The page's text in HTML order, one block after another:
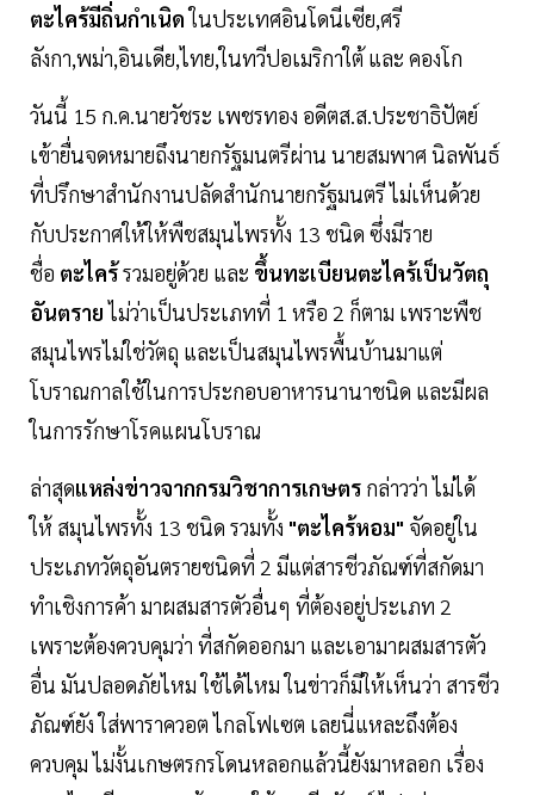
ตะไคร้มีถิ่นกำเนิดในประเทศอินโดนีเซีย,ศรี
ลังกา,พม่า,อินเดีย,ไทย,ในทวีปอเมริกาใต้ และ คองโก
วันนี้ 15 ก.ค.นายวัชระ เพชรทอง อดีตส.ส.ประชาธิปัตย์
เข้ายื่นจดหมายถึงนายกรัฐมนตรีผ่าน นายสมพาศ นิลพันธ์
ที่ปรึกษาสำนักงานปลัดสำนักนายกรัฐมนตรี ไม่เห็นด้วย
กับประกาศให้ให้พืชสมุนไพรทั้ง 13 ชนิด ซึ่งมีราย
ชื่อ ตะไคร้รวมอยู่ด้วย และ ขึ้นทะเบียนตะไคร้เป็นวัตถุ
อันตรายไม่ว่าเป็นประเภทที่ 1 หรือ 2 ก็ตาม เพราะพืช
สมุนไพรไม่ใช่วัตถุ และเป็นสมุนไพรพื้นบ้านมาแต่
โบราณกาลใช้ในการประกอบอาหารนานาชนิด และมีผล
ในการรักษาโรคแผนโบราณ
ล่าสุดแหล่งข่าวจากกรมวิชาการเกษตร กล่าวว่า ไม่ได้
ให้ สมุนไพรทั้ง 13 ชนิด รวมทั้ง "ตะไคร้หอม" จัดอยู่ใน
ประเภทวัตถุอันตรายชนิดที่ 2 มีแต่สารชีวภัณฑ์ที่สกัดมา
ทำเชิงการค้า มาผสมสารตัวอื่นๆ ที่ต้องอยู่ประเภท 2
เพราะต้องควบคุมว่า ที่สกัดออกมา และเอามาผสมสารตัว
อื่น มันปลอดภัยไหม ใช้ได้ไหม ในข่าวก็มีให้เห็นว่า สารชีว
ภัณฑ์ยัง ใส่พาราควอต ไกลโฟเซต เลยนี่แหละถึงต้อง
ควบคุม ไม่งั้นเกษตรกรโดนหลอกแล้วนี้ยังมาหลอก เรื่อง